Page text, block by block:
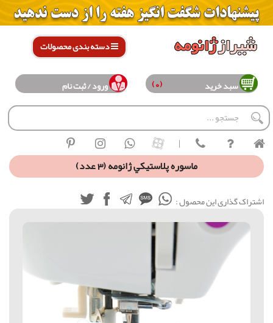
دسته بندی محصولات
سبد خرید (0) ورود / ثبت نام
|
ماسوره پلاستيكي ژانومه (3 عدد)
اشتراک گذاری این محصول :